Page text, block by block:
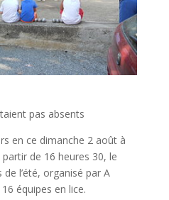
pas absents
en ce dimanche 2 août à
de 16 heures 30, le
l’été, organisé par A
équipes en lice.